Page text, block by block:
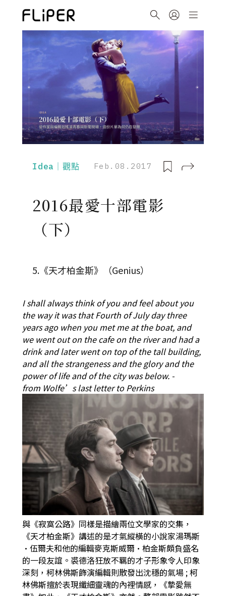
Idea｜觀點 Feb.08.2017
2016最愛十部電影
（下）
5.《天才柏金斯》（Genius）
I shall always think of you and feel about you
the way it was that Fourth of July day three
years ago when you met me at the boat, and
we went out on the cafe on the river and had a
drink and later went on top of the tall building,
and all the strangeness and the glory and the
power of life and of the city was below. -
from Wolfe’s last letter to Perkins
與《寂寞公路》同樣是描繪兩位文學家的交集，
《天才柏金斯》講述的是才氣縱橫的小說家湯瑪斯
·伍爾夫和他的編輯麥克斯威爾·柏金斯頗負盛名
的一段友誼。裘德洛狂放不羈的才子形象令人印象
深刻，柯林佛斯飾演編輯則散發出沈穩的氣場 ; 柯
林佛斯擅於表現纖細靈魂的內裡情感，《摯愛無